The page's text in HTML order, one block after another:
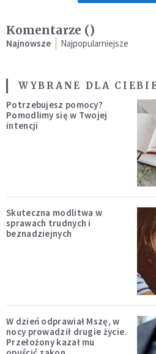
Komentarze ()
Najnowsze Najpopularniejsze
WYBRANE DLA
Potrzebujesz pomocy?
Pomodlimy się w Twojej
intencji
Skuteczna modlitwa w
sprawach trudnych i
beznadziejnych
W dzień odprawiał Mszę, w
nocy prowadził drugie życie.
Przełożony kazał mu